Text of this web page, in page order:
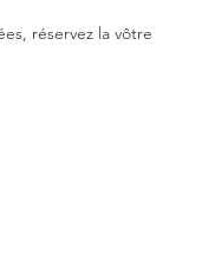
réservez la vôtre